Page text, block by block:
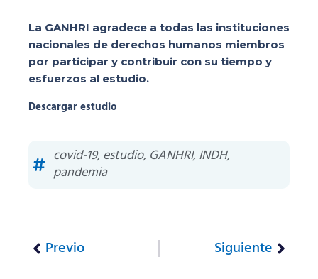
La GANHRI agradece a todas las instituciones
nacionales de derechos humanos miembros
por participar y contribuir con su tiempo y
esfuerzos al estudio.
Descargar estudio
covid-19,estudio, GANHRI,INDH,
pandemia
Previo Siguiente